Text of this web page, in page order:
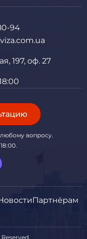
94
197, оф. 27
вопросу.
Партнёрам